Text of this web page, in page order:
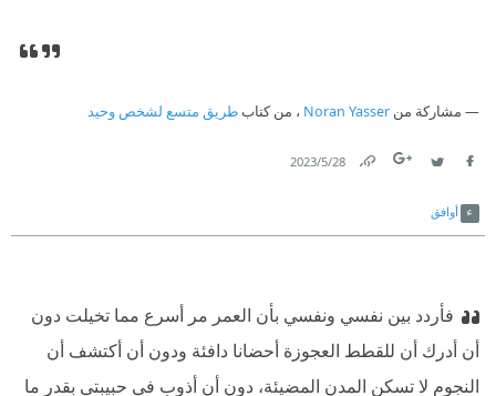
مشاركة من Noran Yasser ، من كتابطريق متسع لشخص وحيد
28‏/5‏/2023
أوافق
فأردد بين نفسي ونفسي بأن العمر مر أسرع مما تخيلت دون
أن أدرك أن للقطط العجوزة أحضانا دافئة ودون أن أكتشف أن
النجوم لا تسكن المدن المضيئة، دون أن أذوب في حبيبتي بقدر ما